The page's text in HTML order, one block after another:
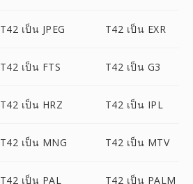
T42 เป็น JPEG T42 เป็น EXR
T42 เป็น FTS T42 เป็น G3
T42 เป็น HRZ T42 เป็น IPL
T42 เป็น MNG T42 เป็น MTV
T42 เป็น PAL T42 เป็น PALM